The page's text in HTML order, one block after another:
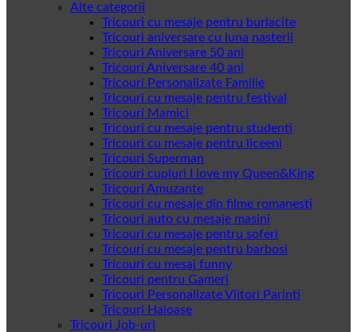
Alte categorii
Tricouri cu mesaje pentru burlacite
Tricouri aniversare cu luna nasterii
Tricouri Aniversare 50 ani
Tricouri Aniversare 40 ani
Tricouri Personalizate Familie
Tricouri cu mesaje pentru festival
Tricouri Mamici
Tricouri cu mesaje pentru studenti
Tricouri cu mesaje pentru liceeni
Tricouri Superman
Tricouri cupluri I love my Queen&King
Tricouri Amuzante
Tricouri cu mesaje din filme romanesti
Tricouri auto cu mesaje masini
Tricouri cu mesaje pentru soferi
Tricouri cu mesaje pentru barbosi
Tricouri cu mesaj funny
Tricouri pentru Gameri
Tricouri Personalizate Viitori Parinti
Tricouri Haioase
Tricouri Job-uri